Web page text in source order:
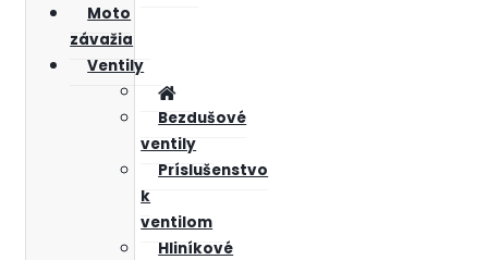
Moto
závažia
Ventily
Bezdušové
ventily
Príslušenstvo
k
ventilom
Hliníkové